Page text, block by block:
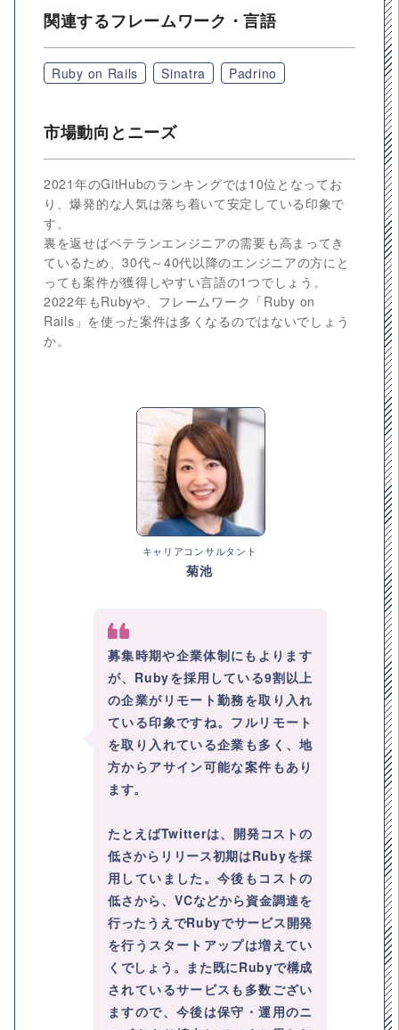
関連するフレームワーク・言語
Ruby on Rails Sinatra Padrino
市場動向とニーズ
2021年のGitHubのランキングでは10位となってお
り、爆発的な人気は落ち着いて安定している印象で
す。
裏を返せばベテランエンジニアの需要も高まってき
ているため、30代～40代以降のエンジニアの方にと
っても案件が獲得しやすい言語の1つでしょう。
2022年もRubyや、フレームワーク「Ruby on
Rails」を使った案件は多くなるのではないでしょう
か。
キャリアコンサルタント
菊池
募集時期や企業体制にもよります
が、Rubyを採用している9割以上
の企業がリモート勤務を取り入れ
ている印象ですね。フルリモート
を取り入れている企業も多く、地
方からアサイン可能な案件もあり
ます。
たとえばTwitterは、開発コストの
低さからリリース初期はRubyを採
用していました。今後もコストの
低さから、VCなどから資金調達を
行ったうえでRubyでサービス開発
を行うスタートアップは増えてい
くでしょう。また既にRubyで構成
されているサービスも多数ござい
ますので、今後は保守・運用のニ